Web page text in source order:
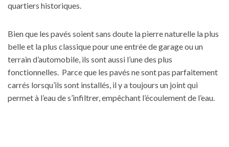
quartiers historiques.
Bien que les pavés soient sans doute la pierre naturelle la plus
belle et la plus classique pour une entrée de garage ou un
terrain d’automobile, ils sont aussi l’une des plus
fonctionnelles. Parce que les pavés ne sont pas parfaitement
carrés lorsqu’ils sont installés, il y a toujours un joint qui
permet à l’eau de s’infiltrer, empêchant l’écoulement de l’eau.